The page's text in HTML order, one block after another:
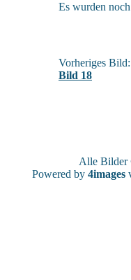
Es wurden
Vorheriges Bild:
Bild 18
Alle
Powered by 4images